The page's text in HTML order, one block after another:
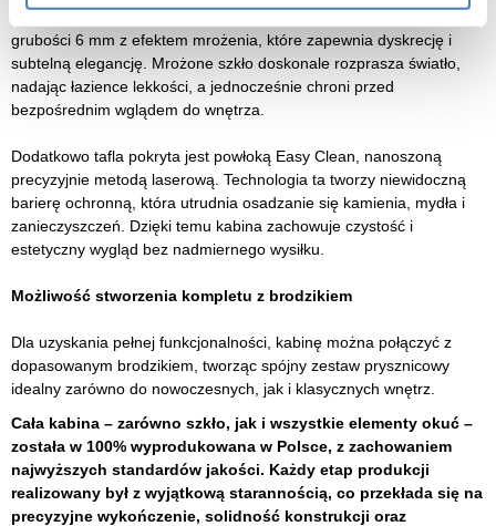
grubości 6 mm z efektem mrożenia, które zapewnia dyskrecję i
subtelną elegancję. Mrożone szkło doskonale rozprasza światło,
nadając łazience lekkości, a jednocześnie chroni przed
bezpośrednim wglądem do wnętrza.
Dodatkowo tafla pokryta jest powłoką Easy Clean, nanoszoną
precyzyjnie metodą laserową. Technologia ta tworzy niewidoczną
barierę ochronną, która utrudnia osadzanie się kamienia, mydła i
zanieczyszczeń. Dzięki temu kabina zachowuje czystość i
estetyczny wygląd bez nadmiernego wysiłku.
Możliwość stworzenia kompletu z brodzikiem
Dla uzyskania pełnej funkcjonalności, kabinę można połączyć z
dopasowanym brodzikiem, tworząc spójny zestaw prysznicowy
idealny zarówno do nowoczesnych, jak i klasycznych wnętrz.
Cała kabina – zarówno szkło, jak i wszystkie elementy okuć –
została w 100% wyprodukowana w Polsce, z zachowaniem
najwyższych standardów jakości. Każdy etap produkcji
realizowany był z wyjątkową starannością, co przekłada się na
precyzyjne wykończenie, solidność konstrukcji oraz